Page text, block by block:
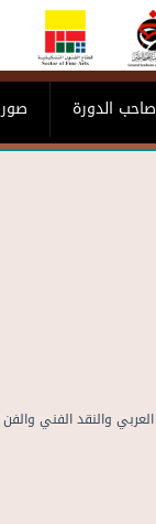
صور صاحب الدورة
العربي والنقدالفني والفن